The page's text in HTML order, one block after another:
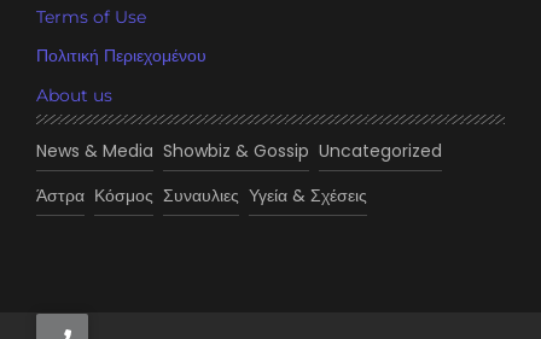
Terms of Use
Πολιτική Περιεχομένου
About us
News & Media Showbiz & Gossip Uncategorized
Άστρα Κόσμος Συναυλιες Υγεία & Σχέσεις